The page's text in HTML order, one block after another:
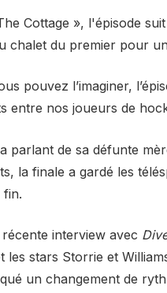
Cottage », l'épisode
chalet du premier pour
pouvez l’imaginer,
entre nos joueurs de
parlant de sa défunte
la finale a gardé les
fin.
interview avec
les stars Storrie et
un changement de